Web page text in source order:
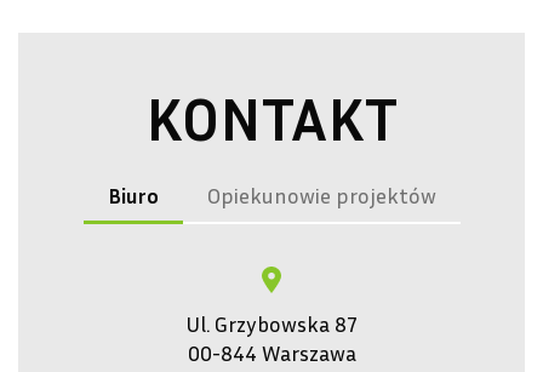
KONTAKT
Biuro Opiekunowie projektów
Ul. Grzybowska 87
00-844 Warszawa